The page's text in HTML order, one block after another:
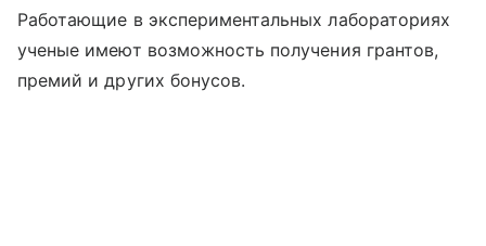
Работающие в экспериментальных лабораториях
ученые имеют возможность получения грантов,
премий и других бонусов.